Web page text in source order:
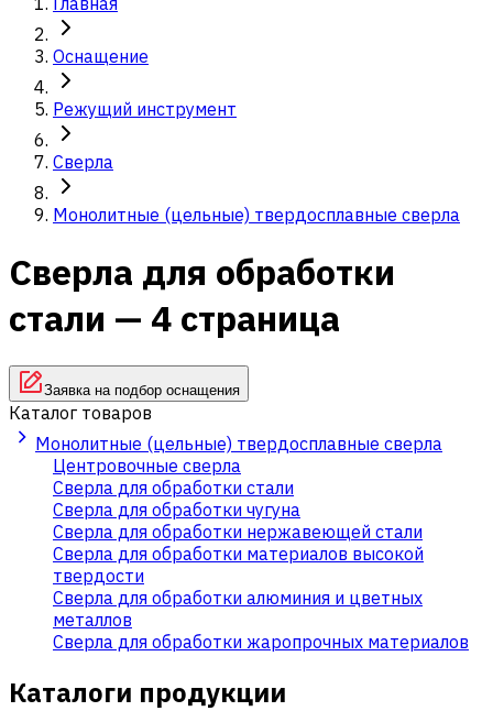
Оснащение
Режущий инструмент
Сверла
Монолитные (цельные) твердосплавные сверла
Сверла для обработки
стали — 4 страница
Заявка на подбор оснащения
Каталог товаров
Монолитные (цельные) твердосплавные сверла
Центровочные сверла
Сверла для обработки стали
Сверла для обработки чугуна
Сверла для обработки нержавеющей стали
Сверла для обработки материалов высокой
твердости
Сверла для обработки алюминия и цветных
металлов
Сверла для обработки жаропрочных материалов
Каталоги продукции